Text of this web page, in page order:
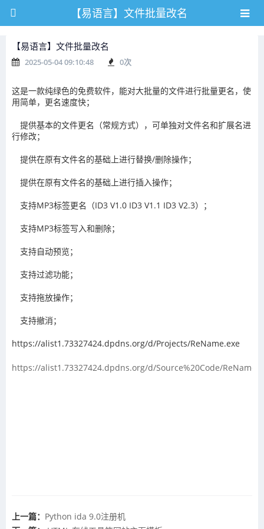
【易语言】文件批量改名
【易语言】文件批量改名
2025-05-04 09:10:48 0次
这是一款纯绿色的免费软件，能对大批量的文件进行批量更名，使
用简单，更名速度快；
提供基本的文件更名（常规方式），可单独对文件名和扩展名进
行修改；
提供在原有文件名的基础上进行替换/删除操作；
提供在原有文件名的基础上进行插入操作；
支持MP3标签更名（ID3 V1.0 ID3 V1.1 ID3 V2.3）；
支持MP3标签写入和删除；
支持自动预览；
支持过滤功能；
支持拖放操作；
支持撤消；
https://alist1.73327424.dpdns.org/d/Projects/ReName.exe
https://alist1.73327424.dpdns.org/d/Source%20Code/ReName.e
上一篇： Python ida 9.0注册机